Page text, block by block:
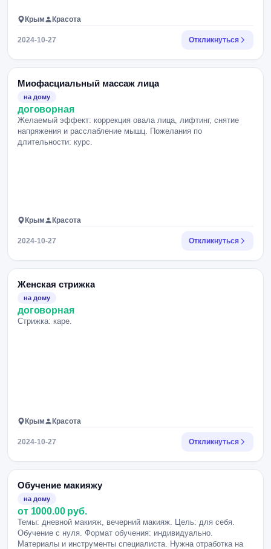
Крым Красота
2024-10-27 Откликнуться
Миофасциальный массаж лица
на дому
договорная
Желаемый эффект: коррекция овала лица, лифтинг, снятие
напряжения и расслабление мышц. Пожелания по
длительности: курс.
Крым Красота
2024-10-27 Откликнуться
Женская стрижка
на дому
договорная
Стрижка: каре.
Крым Красота
2024-10-27 Откликнуться
Обучение макияжу
на дому
от 1000.00 руб.
Темы: дневной макияж, вечерний макияж. Цель: для себя.
Обучение с нуля. Формат обучения: индивидуально.
Материалы и инструменты специалиста. Нужна отработка на